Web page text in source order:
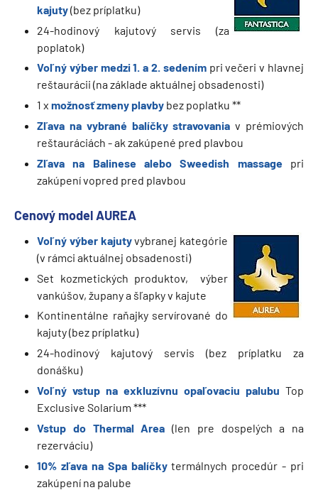
kajuty(bez príplatku)
24-hodinový kajutový servis (za
poplatok)
Voľný výber medzi 1. a 2. sedenímpri večeri v hlavnej
reštaurácii (na základe aktuálnej obsadenosti)
1 x možnosť zmeny plavby bez poplatku **
Zľava na vybrané balíčky stravovania v prémiových
reštauráciách - ak zakúpené pred plavbou
Zľava na Balinese alebo Sweedish massage pri
zakúpení vopred pred plavbou
Cenový model AUREA
Voľný výber kajutyvybranej kategórie
(v rámci aktuálnej obsadenosti)
Set kozmetických produktov, výber
vankúšov, župany a šľapky v kajute
Kontinentálne raňajky servírované do
kajuty (bez príplatku)
24-hodinový kajutový servis (bez príplatku za
donášku)
Voľný vstup na exkluzívnu opaľovaciu palubu Top
Exclusive Solarium ***
Vstup do Thermal Area (len pre dospelých a na
rezerváciu)
10% zľava na Spa balíčkytermálnych procedúr - pri
zakúpení na palube